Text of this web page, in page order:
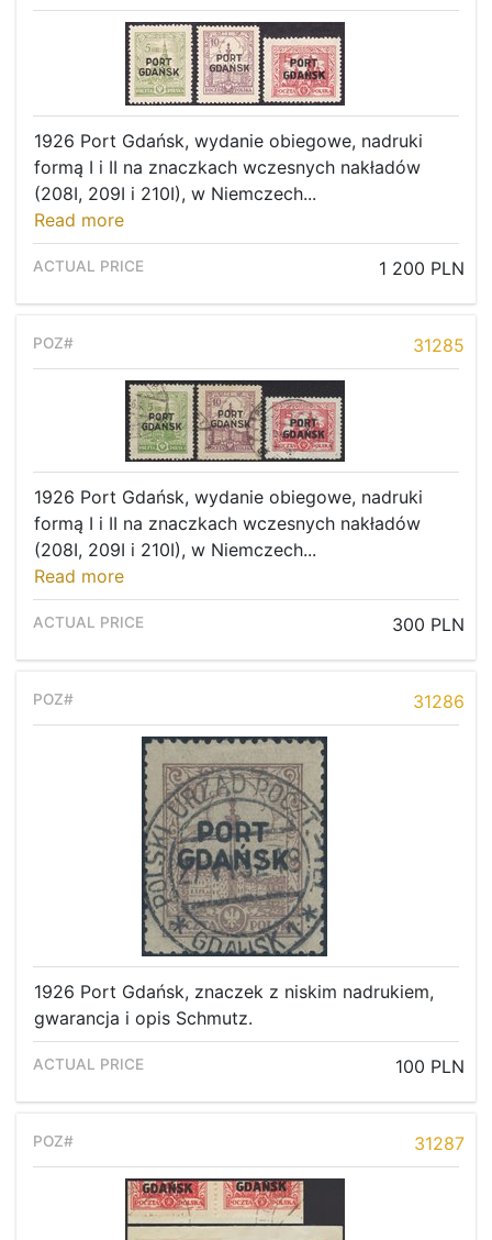
1926 Port Gdańsk, wydanie obiegowe, nadruki
formą I i II na znaczkach wczesnych nakładów
(208I, 209I i 210I), w Niemczech...
Read more
1 200 PLN
31285
1926 Port Gdańsk, wydanie obiegowe, nadruki
formą I i II na znaczkach wczesnych nakładów
(208I, 209I i 210I), w Niemczech...
Read more
300 PLN
31286
1926 Port Gdańsk, znaczek z niskim nadrukiem,
gwarancja i opis Schmutz.
100 PLN
31287